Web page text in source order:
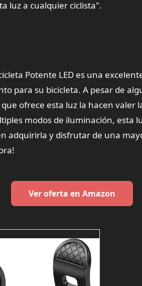
luz a cualquier ciclista".
Potente LED es una
para su bicicleta. A pesar de
ofrece esta luz la hacen
modos de iluminación, esta
adquirirla y disfrutar de una
Ver oferta en Amazon